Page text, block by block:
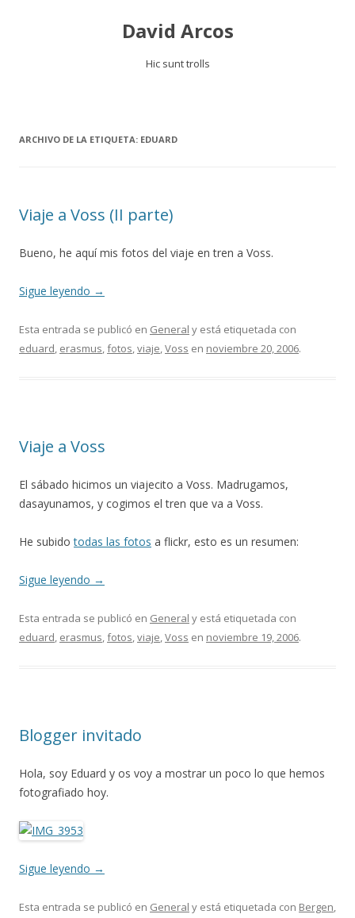
David Arcos
Hic sunt trolls
ARCHIVO DE LA ETIQUETA: EDUARD
Viaje a Voss (II parte)
Bueno, he aquí mis fotos del viaje en tren a Voss.
Sigue leyendo →
Esta entrada se publicó en General y está etiquetada con
eduard, erasmus,fotos,viaje,Voss en noviembre 20, 2006.
Viaje a Voss
El sábado hicimos un viajecito a Voss. Madrugamos,
dasayunamos, y cogimos el tren que va a Voss.
He subidotodas las fotos a flickr, esto es un resumen:
Sigue leyendo →
Esta entrada se publicó en General y está etiquetada con
eduard, erasmus,fotos,viaje,Voss en noviembre 19, 2006.
Blogger invitado
Hola, soy Eduard y os voy a mostrar un poco lo que hemos
fotografiado hoy.
Sigue leyendo →
Esta entrada se publicó en General y está etiquetada con Bergen,